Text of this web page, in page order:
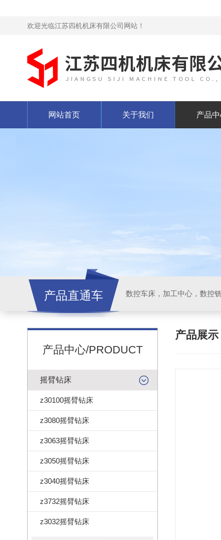
欢迎光临江苏四机机床有限公司网站！
网站首页 关于我们 产品
产品直通车
产品中心/PRODUCT
摇臂钻床
z30100摇臂钻床
z3080摇臂钻床
z3063摇臂钻床
z3050摇臂钻床
z3040摇臂钻床
z3732摇臂钻床
z3032摇臂钻床
产品展示